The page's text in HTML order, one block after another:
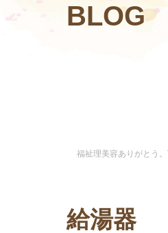
BLOG
福祉理美容ありがとう
給湯器